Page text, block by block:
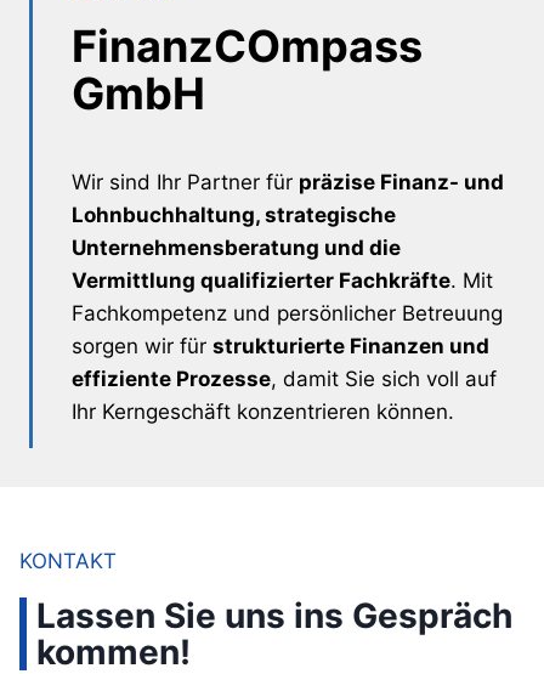
FinanzCOmpass
GmbH
Wir sind Ihr Partner für präzise Finanz- und
Lohnbuchhaltung, strategische
Unternehmensberatung und die
Vermittlung qualifizierter Fachkräfte. Mit
Fachkompetenz und persönlicher Betreuung
sorgen wir für strukturierte Finanzen und
effiziente Prozesse, damit Sie sich voll auf
Ihr Kerngeschäft konzentrieren können.
KONTAKT
Lassen Sie uns ins Gespräch
kommen!